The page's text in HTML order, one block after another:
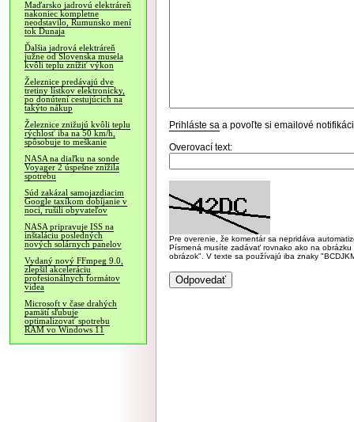
Maďarsko jadrovú elektráreň
nakoniec kompletne
neodstavilo, Rumunsko mení
tok Dunaja
Ďalšia jadrová elektráreň
južne od Slovenska musela
kvôli teplu znížiť výkon
Železnice predávajú dve
tretiny lístkov elektronicky,
po donútení cestujúcich na
takýto nákup
Železnice znižujú kvôli teplu
rýchlosť iba na 50 km/h,
spôsobuje to meškanie
NASA na diaľku na sonde
Voyager 2 úspešne znížila
spotrebu
Súd zakázal samojazdiacim
Google taxíkom dobíjanie v
noci, rušili obyvateľov
NASA pripravuje ISS na
inštaláciu posledných
nových solárnych panelov
Vydaný nový FFmpeg 9.0,
zlepšil akceleráciu
profesionálnych formátov
videa
Microsoft v čase drahých
pamätí sľubuje
optimalizovať spotrebu
RAM vo Windows 11
Prihláste sa a povoľte si emailové
Overovací text:
Pre overenie, že komentár sa nepridáva
Písmená musíte zadávať rovnako ako na
obrázok". V texte sa používajú iba znaky